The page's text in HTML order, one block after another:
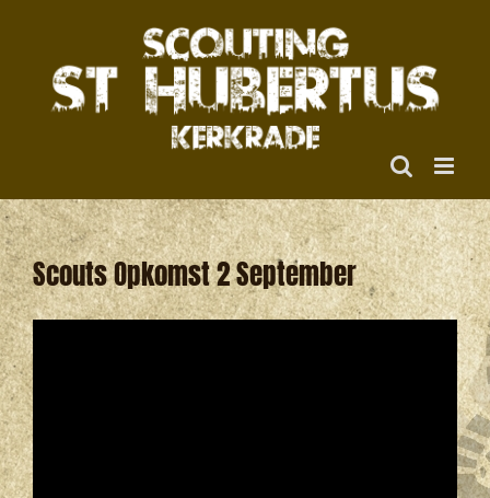
Scouts Opkomst 2 September